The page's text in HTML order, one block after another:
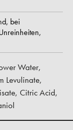
bei
Water,
Levulinate,
Citric Acid,